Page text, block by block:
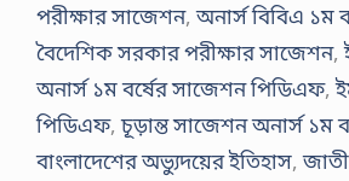
পরীক্ষার সাজেশন,অনার্স বিবিএ ১ম
বৈদেশিক সরকার পরীক্ষার সাজেশন,
অনার্স ১ম বর্ষের সাজেশন পিডিএফ,
পিডিএফ,চূড়ান্ত সাজেশন অনার্স ১ম
বাংলাদেশের অভ্যুদয়ের ইতিহাস,